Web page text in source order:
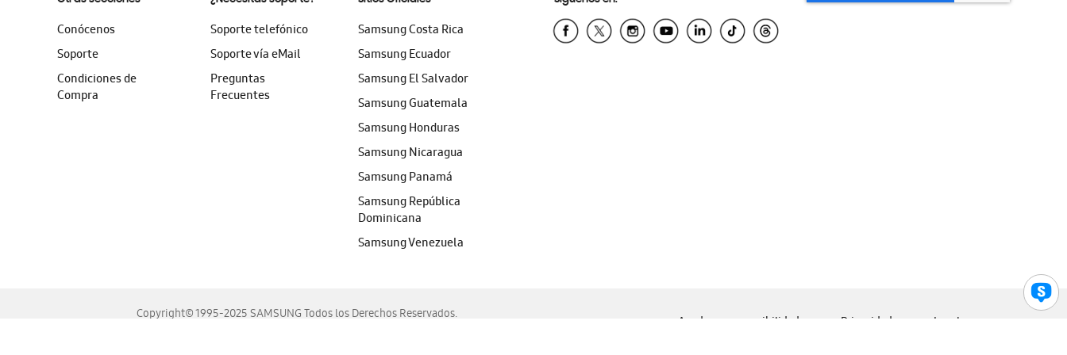
Conócenos
Soporte
Condiciones de
Compra
Soporte telefónico
Soporte vía eMail
Preguntas
Frecuentes
Samsung Costa Rica
Samsung Ecuador
Samsung El Salvador
Samsung Guatemala
Samsung Honduras
Samsung Nicaragua
Samsung Panamá
Samsung República
Dominicana
Samsung Venezuela
Copyright© 1995-2025 SAMSUNG Todos los Derechos Reservados.
Ayuda para accesibilidad Privacidad Legal